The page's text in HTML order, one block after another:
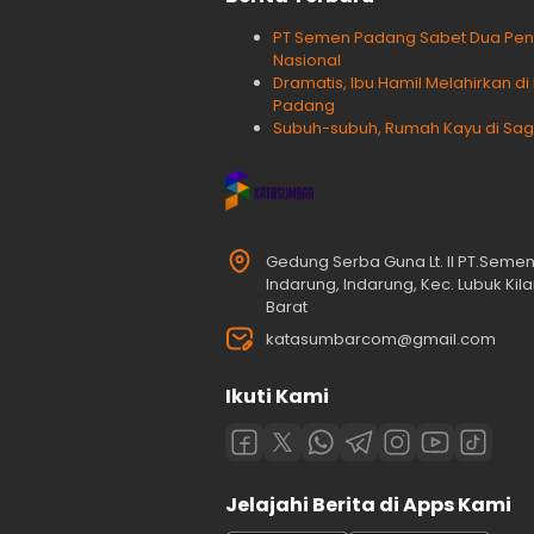
PT Semen Padang Sabet Dua
Nasional
Dramatis, Ibu Hamil Melahirkan
Padang
Subuh-subuh, Rumah Kayu di
Gedung Serba Guna Lt. II
Indarung, Indarung, Kec. Lubuk
Barat
katasumbarcom@gmail.com
Ikuti Kami
Jelajahi Berita di Apps Kami